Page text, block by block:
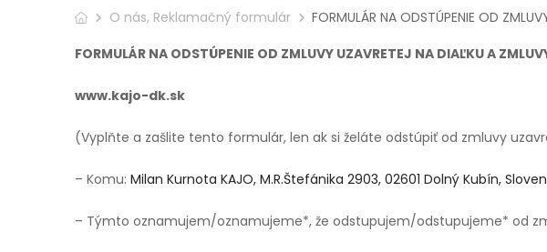
O nás, Reklamačný formulár
FORMULÁR NA ODSTÚPENIE OD
FORMULÁR NA ODSTÚPENIE OD ZMLUVY UZAVRETEJ NA DIAĽKU A
www.kajo-dk.sk
(Vyplňte a zašlite tento formulár, len ak si želáte odstúpiť od zmluvy
– Komu: Milan Kurnota KAJO, M.R.Štefánika 2903, 02601 Dolný Kubín,
– Týmto oznamujem/oznamujeme*, že odstupujem/odstupujeme* od